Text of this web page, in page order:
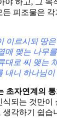
야 하고, 그 목
든 피조물은
이르시되 땅
매 맺는 나무
대로 씨 맺는
내니 하나님
초자연계의 통
식되는 것만이
각하기 쉽습